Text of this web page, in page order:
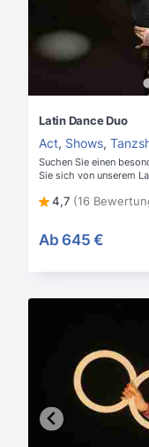
Latin Dance Duo
Act, Shows,
Suchen Sie einen
Sie sich von unserem
4,7 (16
Ab 645 €